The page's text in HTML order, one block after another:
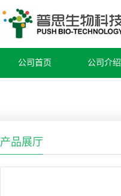
公司首页 公司介绍
产品展厅